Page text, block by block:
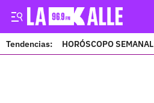
Tendencias: HORÓSCOPO SEMANAL